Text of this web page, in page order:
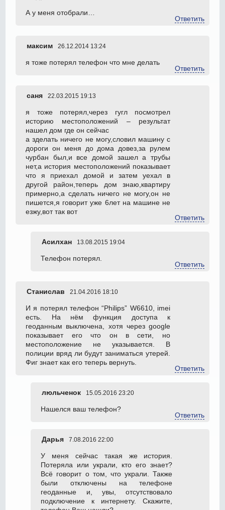
А у меня отобрали…
Ответить
максим 26.12.2014 13:24
я тоже потерял телефон что мне делать
Ответить
саня 22.03.2015 19:13
я тоже потерял,через гугл посмотрел
историю местоположений – результат
нашел дом где он сейчас
а зделать ничего не могу,словил машину с
дороги он меня до дома довез,за рулем
чурбан был,и все домой зашел а трубы
нет,а история местоположений показывает
что я приехал домой и затем уехал в
другой район,теперь дом знаю,квартиру
примерно,а сделать ничего не могу,он не
пишется,я говорит уже 6лет на машине не
езжу,вот так вот
Ответить
Асилхан 13.08.2015 19:04
Телефон потерял.
Ответить
Станислав 21.04.2016 18:10
И я потерял телефон “Philips” W6610, imei
есть. На нём функция доступа к
геоданным выключена, хотя через google
показывает его что он в сети, но
местоположение не указывается. В
полиции вряд ли будут заниматься утерей.
Фиг знает как его теперь вернуть.
Ответить
люльченок 15.05.2016 23:20
Нашелся ваш телефон?
Ответить
Дарья 7.08.2016 22:00
У меня сейчас такая же история.
Потеряла или украли, кто его знает?
Всё говорит о том, что украли. Также
были отключены на телефоне
геоданные и, увы, отсутствовало
подключение к интернету. Скажите,